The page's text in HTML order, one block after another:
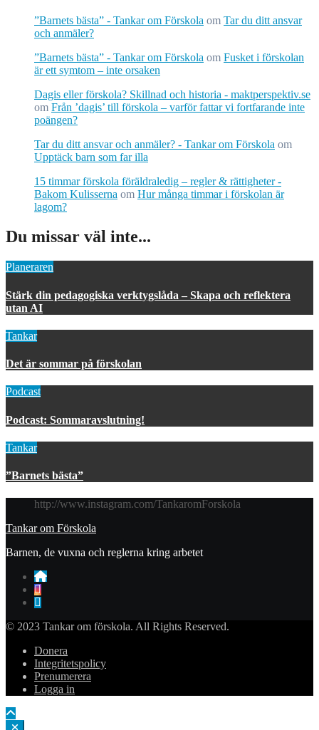
”Barnets bästa” - Tankar om Förskola om Tar du ditt ansvar
och anmäler?
”Barnets bästa” - Tankar om Förskola om Fusket i förskolan
är ett symtom – inte orsaken
Dagis eller förskola? Skillnad och historia - maktperspektiv.se
om Från ’dagis’ till förskola – varför fattar vi fortfarande inte
poängen?
Tar du ditt ansvar och anmäler? - Tankar om Förskola om
Upptäck barn som far illa
15 timmar förskola föräldraledig – regler & rättigheter -
Bakom Kulisserna om Hur många timmar i förskolan är
lagom?
Du missar väl inte...
Planeraren
Stärk din pedagogiska verktygslåda – Skapa och reflektera
utan AI
Tankar
Det är sommar på förskolan
Podcast
Podcast: Sommaravslutning!
Tankar
”Barnets bästa”
http://www.instagram.com/TankaromForskola
Tankar om Förskola
Barnen, de vuxna och reglerna kring arbetet
© 2023 Tankar om förskola. All Rights Reserved.
Donera
Integritetspolicy
Prenumerera
Logga in